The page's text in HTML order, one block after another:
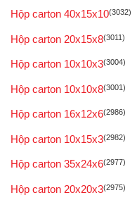
Hộp carton 40x15x10(3032)
Hộp carton 20x15x8(3011)
Hộp carton 10x10x3(3004)
Hộp carton 10x10x8(3001)
Hộp carton 16x12x6(2986)
Hộp carton 10x15x3(2982)
Hộp carton 35x24x6(2977)
Hộp carton 20x20x3(2975)